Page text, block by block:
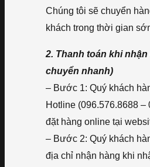
Chúng tôi sẽ chuyển
khách trong thời gian
2. Thanh toán khi
chuyển nhanh)
– Bước 1: Quý khách
Hotline (096.576.8688 –
đặt hàng online tại
– Bước 2: Quý khách
địa chỉ nhận hàng khi